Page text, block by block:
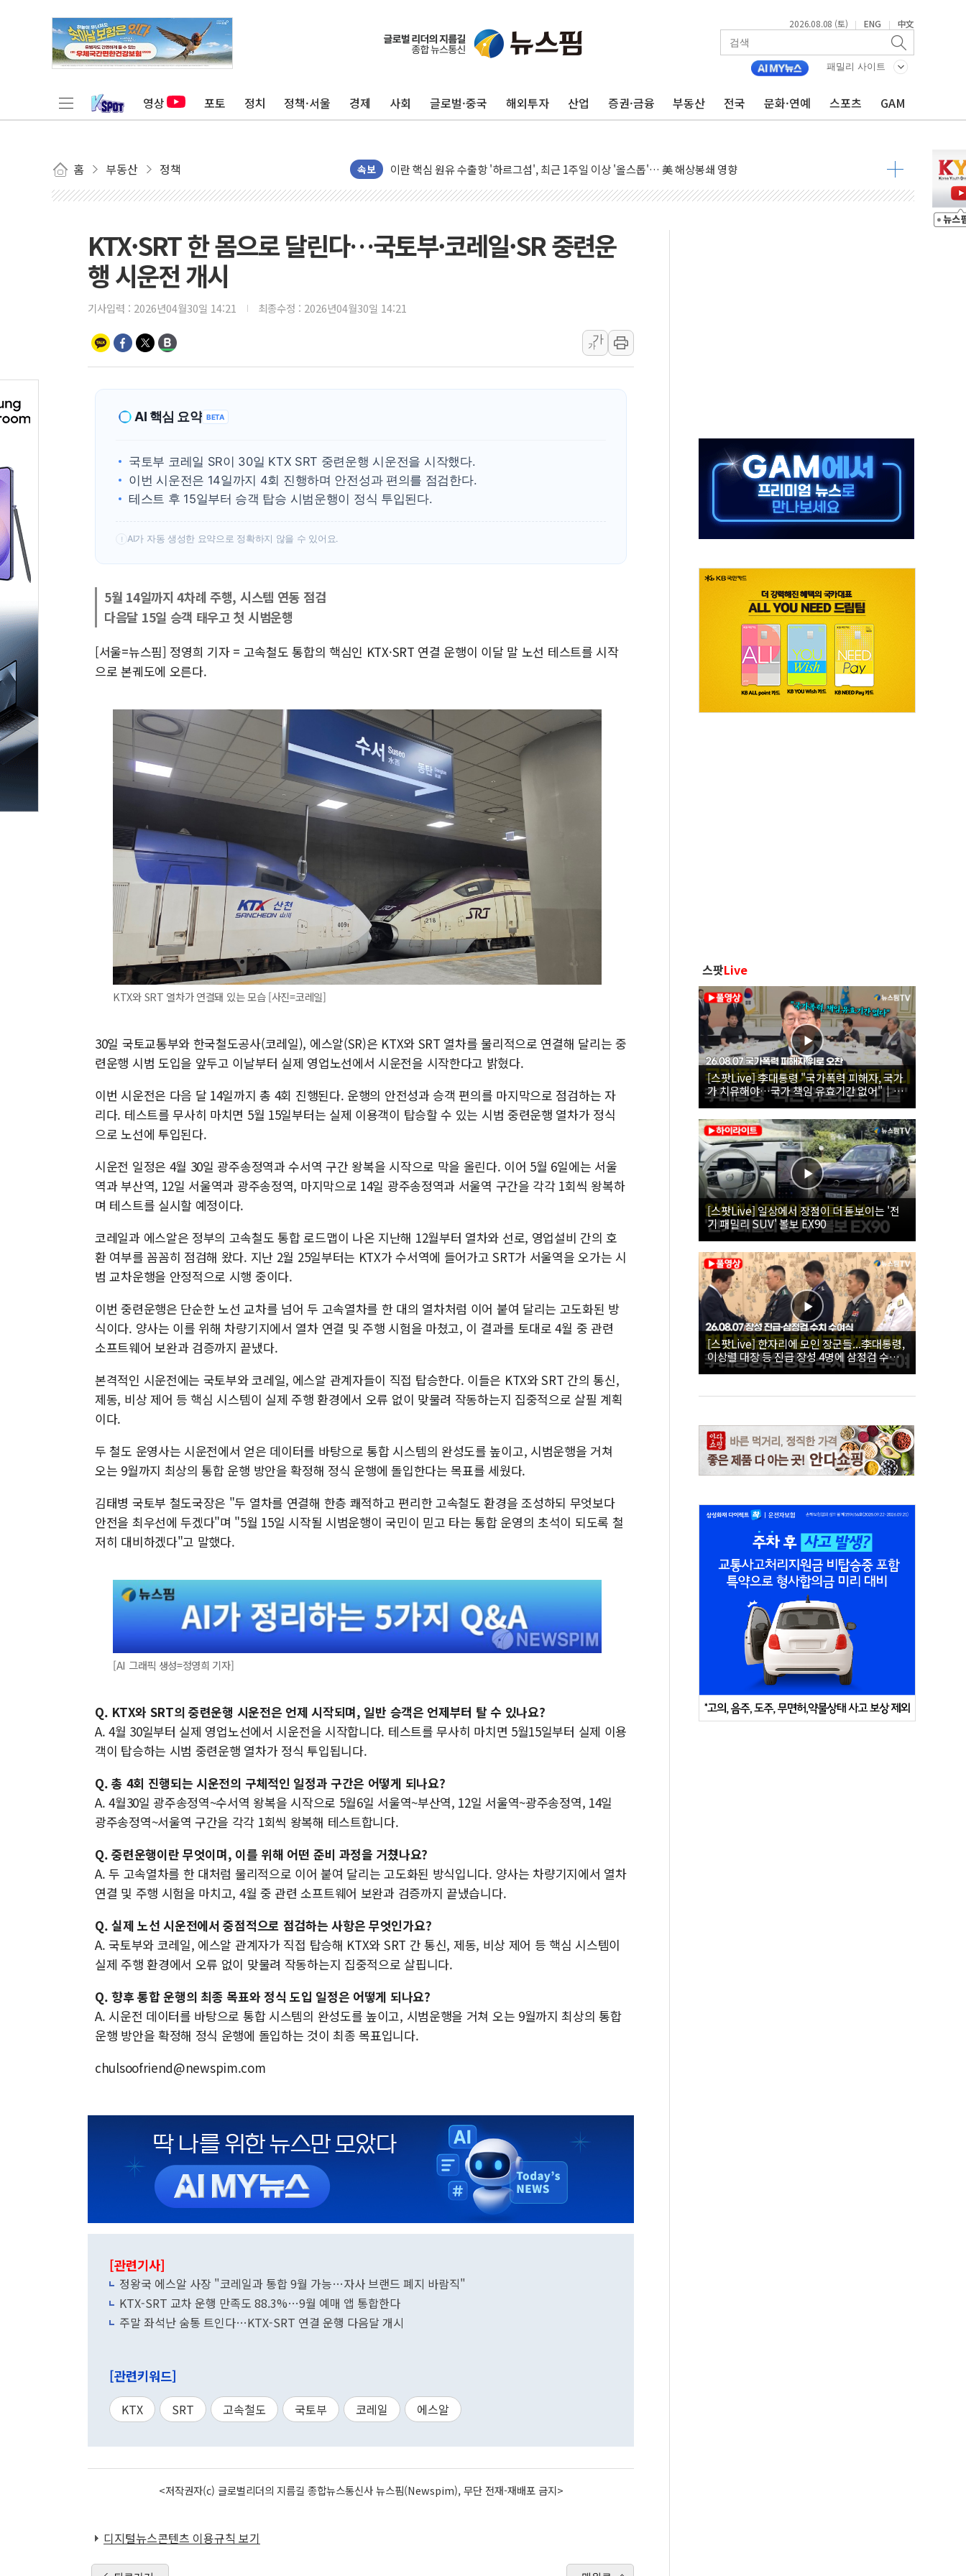
2026.08.08 (토) | ENG | 中文
패밀리 사이트
영상 포토 정치 정책·서울 경제 사회 글로벌·중국 해외투자 산업 증권·금융 부동산 전국 문화·연예 스포츠 GAM
홈 부동산 정책 속보
유럽증시, 美 고용 예상 밖 부진에 연준 금리 인상 가능성 낮아지며 상승… STOXX 600 지수는 나흘 연속 최고치
미 연준 매파 기세 꺾이나…고용 감소에 9월 동결 전망 우세
트럼프, 백신·자폐증 행정명령 검토…"이르면 다음 주"
美 항소법원, 백악관 무도회장 공사 중단 명령…트럼프 제동
美 고용 쇼크에 엔화 장중 급등…시장은 "또 개입했나" 촉각
[AI MY 뉴스] 뉴욕 반도체주 프리뷰...美 고용 쇼크에 반도체주 '활짝'
[종합] 美 7월 고용 2만3000명 감소 '쇼크'…9월 금리 인상 기대 후퇴
[사진] 이슬람 수니파 3개국, 공동방위협정 체결
특정 정치인 측근 포항시 정책특보 내정설...포항시 '시끌'
李 "해남 태양광, 대한민국 다음 100년 밑거름…수도권 집중 완화 전환점"
KTX·SRT 한 몸으로 달린다…국토부·코레일·SR 중련운
행 시운전 개시
기사입력 : 2026년04월30일 14:21 최종수정 : 2026년04월30일 14:21
가
가
AI 핵심 요약 BETA
국토부 코레일 SR이 30일 KTX SRT 중련운행 시운전을 시작했다.
이번 시운전은 14일까지 4회 진행하며 안전성과 편의를 점검한다.
테스트 후 15일부터 승객 탑승 시범운행이 정식 투입된다.
! AI가 자동 생성한 요약으로 정확하지 않을 수 있어요.
5월 14일까지 4차례 주행, 시스템 연동 점검
다음달 15일 승객 태우고 첫 시범운행
[서울=뉴스핌] 정영희 기자 = 고속철도 통합의 핵심인 KTX·SRT 연결 운행이 이달 말 노선 테스트를 시작
으로 본궤도에 오른다.
KTX와 SRT 열차가 연결돼 있는 모습 [사진=코레일]
30일 국토교통부와 한국철도공사(코레일), 에스알(SR)은 KTX와 SRT 열차를 물리적으로 연결해 달리는 중
련운행 시범 도입을 앞두고 이날부터 실제 영업노선에서 시운전을 시작한다고 밝혔다.
이번 시운전은 다음 달 14일까지 총 4회 진행된다. 운행의 안전성과 승객 편의를 마지막으로 점검하는 자
리다. 테스트를 무사히 마치면 5월 15일부터는 실제 이용객이 탑승할 수 있는 시범 중련운행 열차가 정식
으로 노선에 투입된다.
시운전 일정은 4월 30일 광주송정역과 수서역 구간 왕복을 시작으로 막을 올린다. 이어 5월 6일에는 서울
역과 부산역, 12일 서울역과 광주송정역, 마지막으로 14일 광주송정역과 서울역 구간을 각각 1회씩 왕복하
며 테스트를 실시할 예정이다.
코레일과 에스알은 정부의 고속철도 통합 로드맵이 나온 지난해 12월부터 열차와 선로, 영업설비 간의 호
환 여부를 꼼꼼히 점검해 왔다. 지난 2월 25일부터는 KTX가 수서역에 들어가고 SRT가 서울역을 오가는 시
범 교차운행을 안정적으로 시행 중이다.
이번 중련운행은 단순한 노선 교차를 넘어 두 고속열차를 한 대의 열차처럼 이어 붙여 달리는 고도화된 방
식이다. 양사는 이를 위해 차량기지에서 열차 연결 및 주행 시험을 마쳤고, 이 결과를 토대로 4월 중 관련
소프트웨어 보완과 검증까지 끝냈다.
본격적인 시운전에는 국토부와 코레일, 에스알 관계자들이 직접 탑승한다. 이들은 KTX와 SRT 간의 통신,
제동, 비상 제어 등 핵심 시스템이 실제 주행 환경에서 오류 없이 맞물려 작동하는지 집중적으로 살필 계획
이다.
두 철도 운영사는 시운전에서 얻은 데이터를 바탕으로 통합 시스템의 완성도를 높이고, 시범운행을 거쳐
오는 9월까지 최상의 통합 운행 방안을 확정해 정식 운행에 돌입한다는 목표를 세웠다.
김태병 국토부 철도국장은 "두 열차를 연결해 한층 쾌적하고 편리한 고속철도 환경을 조성하되 무엇보다
안전을 최우선에 두겠다"며 "5월 15일 시작될 시범운행이 국민이 믿고 타는 통합 운영의 초석이 되도록 철
저히 대비하겠다"고 말했다.
[AI 그래픽 생성=정영희 기자]
Q. KTX와 SRT의 중련운행 시운전은 언제 시작되며, 일반 승객은 언제부터 탈 수 있나요?
A. 4월 30일부터 실제 영업노선에서 시운전을 시작합니다. 테스트를 무사히 마치면 5월15일부터 실제 이용
객이 탑승하는 시범 중련운행 열차가 정식 투입됩니다.
Q. 총 4회 진행되는 시운전의 구체적인 일정과 구간은 어떻게 되나요?
A. 4월30일 광주송정역~수서역 왕복을 시작으로 5월6일 서울역~부산역, 12일 서울역~광주송정역, 14일
광주송정역~서울역 구간을 각각 1회씩 왕복해 테스트합니다.
Q. 중련운행이란 무엇이며, 이를 위해 어떤 준비 과정을 거쳤나요?
A. 두 고속열차를 한 대처럼 물리적으로 이어 붙여 달리는 고도화된 방식입니다. 양사는 차량기지에서 열차
연결 및 주행 시험을 마치고, 4월 중 관련 소프트웨어 보완과 검증까지 끝냈습니다.
Q. 실제 노선 시운전에서 중점적으로 점검하는 사항은 무엇인가요?
A. 국토부와 코레일, 에스알 관계자가 직접 탑승해 KTX와 SRT 간 통신, 제동, 비상 제어 등 핵심 시스템이
실제 주행 환경에서 오류 없이 맞물려 작동하는지 집중적으로 살핍니다.
Q. 향후 통합 운행의 최종 목표와 정식 도입 일정은 어떻게 되나요?
A. 시운전 데이터를 바탕으로 통합 시스템의 완성도를 높이고, 시범운행을 거쳐 오는 9월까지 최상의 통합
운행 방안을 확정해 정식 운행에 돌입하는 것이 최종 목표입니다.
chulsoofriend@newspim.com
[관련기사]
정왕국 에스알 사장 "코레일과 통합 9월 가능…자사 브랜드 폐지 바람직"
KTX-SRT 교차 운행 만족도 88.3%…9월 예매 앱 통합한다
주말 좌석난 숨통 트인다…KTX-SRT 연결 운행 다음달 개시
[관련키워드]
KTX SRT 고속철도 국토부 코레일 에스알
<저작권자(c) 글로벌리더의 지름길 종합뉴스통신사 뉴스핌(Newspim), 무단 전재-재배포 금지>
디지털뉴스콘텐츠 이용규칙 보기
스팟Live
[스팟Live] 李대통령 "국가폭력 피해자, 국가
가 치유해야…국가 책임 유효기간 없어"｜
26.08.07 국가폭력 피해자 위로 오찬
[스팟Live] 일상에서 장점이 더 돋보이는 '전
기 패밀리 SUV' 볼보 EX90
[스팟Live] 한자리에 모인 장군들...李대통령,
이상렬 대장 등 진급 장성 4명에 삼정검 수치
직접 수여｜26.08.07 장성 진급·삼정검 수치